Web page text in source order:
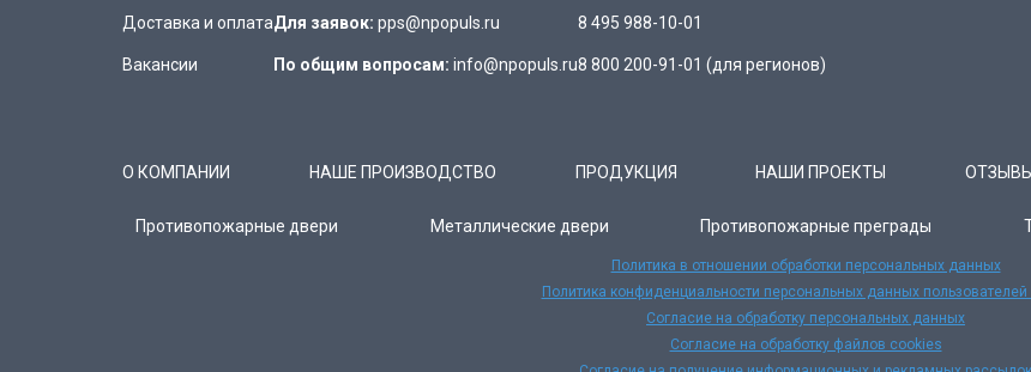
Доставка и оплата
Вакансии
Для заявок: pps@npopuls.ru
По общим вопросам: info@npopuls.ru
8 495 988-10-01
8 800 200-91-01 (для регионов)
О КОМПАНИИ НАШЕ ПРОИЗВОДСТВО ПРОДУКЦИЯ НАШИ ПРОЕКТЫ ОТЗЫВЫ
Противопожарные двери Металлические двери Противопожарные преграды
Политика в отношении обработки персональных данных
Политика конфиденциальности персональных данных пользователей
Согласие на обработку персональных данных
Согласие на обработку файлов cookies